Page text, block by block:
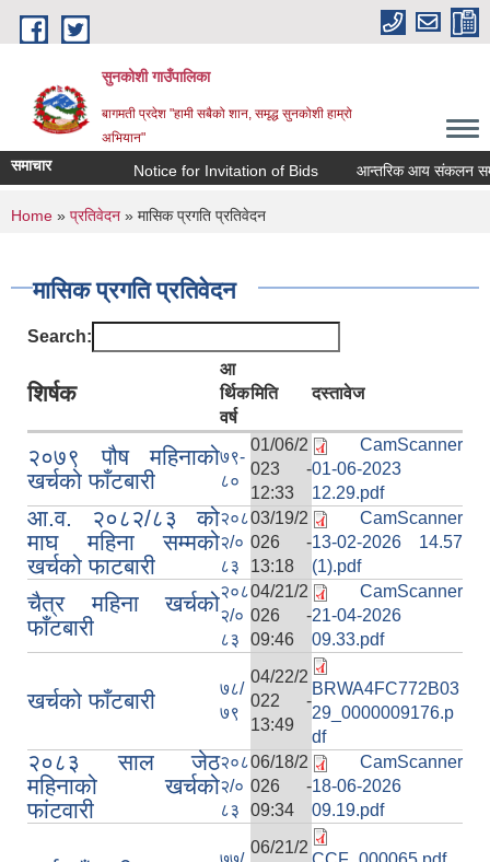
Skip to main content
सुनकोशी गाउँपालिका
बागमती प्रदेश "हामी सबैको शान, समृद्ध सुनकोशी हाम्रो
अभियान"
समाचार Notice for Invitation of Bids आन्तरिक आय संकलन सम्बन्धी
You are here
Home » प्रतिवेदन » मासिक प्रगति प्रतिवेदन
मासिक प्रगति प्रतिवेदन
Search:
शिर्षक
आ
र्थिक
वर्ष
मिति दस्तावेज
२०७९ पौष महिनाको
खर्चको फाँटबारी
७९-
८०
01/06/2
023 -
12:33
CamScanner
01-06-2023
12.29.pdf
आ.व. २०८२/८३ को
माघ महिना सम्मको
खर्चको फाटबारी
२०८
२/०
८३
03/19/2
026 -
13:18
CamScanner
13-02-2026 14.57
(1).pdf
चैत्र महिना खर्चको
फाँटबारी
२०८
२/०
८३
04/21/2
026 -
09:46
CamScanner
21-04-2026
09.33.pdf
खर्चको फाँटबारी
७८/
७९
04/22/2
022 -
13:49
BRWA4FC772B03
29_0000009176.p
df
२०८३ साल जेठ
महिनाको खर्चको
फांटवारी
२०८
२/०
८३
06/18/2
026 -
09:34
CamScanner
18-06-2026
09.19.pdf
06/21/2